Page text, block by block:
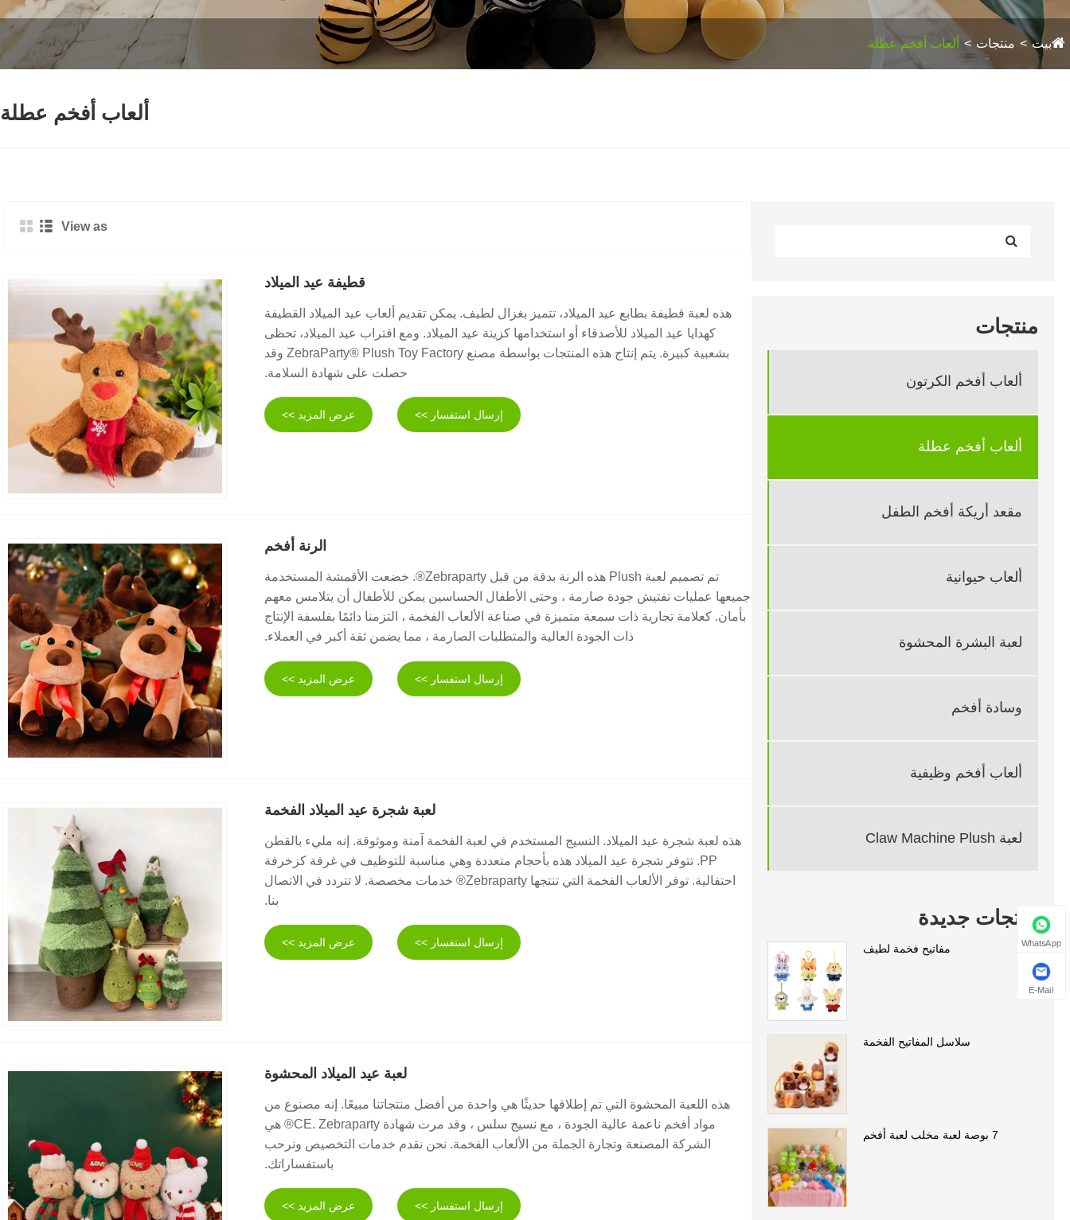
بيت منتجات ألعاب أفخم عطلة
ألعاب أفخم عطلة
منتجات
ألعاب أفخم الكرتون
ألعاب أفخم عطلة
مقعد أريكة أفخم الطفل
ألعاب حيوانية
لعبة البشرة المحشوة
وسادة أفخم
ألعاب أفخم وظيفية
لعبة Claw Machine Plush
منتجات جديدة
مفاتيح فخمة لطيف
سلاسل المفاتيح الفخمة
7 بوصة لعبة مخلب لعبة أفخم
View as
قطيفة عيد الميلاد
هذه لعبة قطيفة بطابع عيد الميلاد، تتميز بغزال لطيف. يمكن تقديم ألعاب عيد الميلاد القطيفة
كهدايا عيد الميلاد للأصدقاء أو استخدامها كزينة عيد الميلاد. ومع اقتراب عيد الميلاد، تحظى
بشعبية كبيرة. يتم إنتاج هذه المنتجات بواسطة مصنع ZebraParty® Plush Toy Factory وقد
حصلت على شهادة السلامة.
عرض المزيد >> إرسال استفسار >>
الرنة أفخم
تم تصميم لعبة Plush هذه الرنة بدقة من قبل Zebraparty®. خضعت الأقمشة المستخدمة
جميعها عمليات تفتيش جودة صارمة ، وحتى الأطفال الحساسين يمكن للأطفال أن يتلامس معهم
بأمان. كعلامة تجارية ذات سمعة متميزة في صناعة الألعاب الفخمة ، التزمنا دائمًا بفلسفة الإنتاج
ذات الجودة العالية والمتطلبات الصارمة ، مما يضمن ثقة أكبر في العملاء.
عرض المزيد >> إرسال استفسار >>
لعبة شجرة عيد الميلاد الفخمة
هذه لعبة شجرة عيد الميلاد. النسيج المستخدم في لعبة الفخمة آمنة وموثوقة. إنه مليء بالقطن
PP. تتوفر شجرة عيد الميلاد هذه بأحجام متعددة وهي مناسبة للتوظيف في غرفة كزخرفة
احتفالية. توفر الألعاب الفخمة التي تنتجها Zebraparty® خدمات مخصصة. لا تتردد في الاتصال
بنا.
عرض المزيد >> إرسال استفسار >>
لعبة عيد الميلاد المحشوة
هذه اللعبة المحشوة التي تم إطلاقها حديثًا هي واحدة من أفضل منتجاتنا مبيعًا. إنه مصنوع من
مواد أفخم ناعمة عالية الجودة ، مع نسيج سلس ، وقد مرت شهادة CE. Zebraparty® هي
الشركة المصنعة وتجارة الجملة من الألعاب الفخمة. نحن نقدم خدمات التخصيص ونرحب
باستفساراتك.
عرض المزيد >> إرسال استفسار >>
WhatsApp
E-Mail